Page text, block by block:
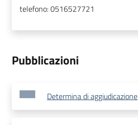
telefono:0516527721
Pubblicazioni
Determina di aggiudicazione